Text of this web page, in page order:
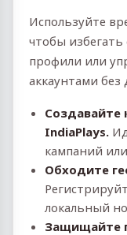
Используйте
чтобы избегать
профили или
аккаунтами без
Создавайте
IndiaPlays.
кампаний
Обходите
локальный
Защищайте